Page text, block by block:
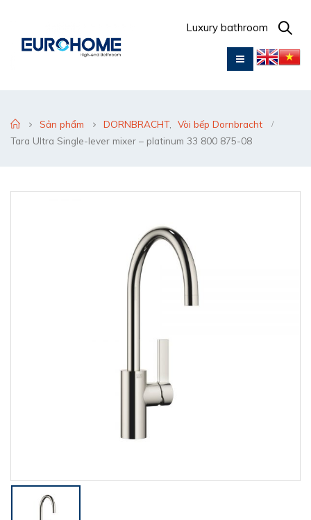
Luxury bathroom
Sản phẩm DORNBRACHT,
Vòi bếp Dornbracht
Tara Ultra Single-lever mixer – platinum 33 800 875-08